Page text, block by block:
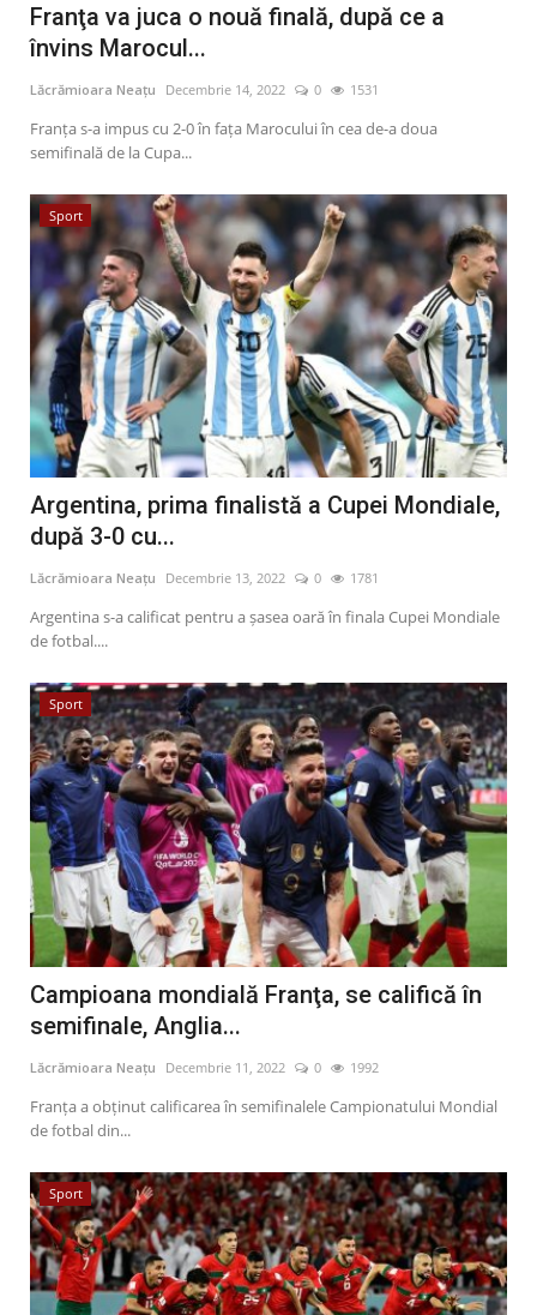
Franţa va juca o nouă finală, după ce a
învins Marocul...
Lăcrămioara Neațu Decembrie 14, 2022 0 1531
Franța s-a impus cu 2-0 în fața Marocului în cea de-a doua
semifinală de la Cupa...
Sport
Argentina, prima finalistă a Cupei Mondiale,
după 3-0 cu...
Lăcrămioara Neațu Decembrie 13, 2022 0 1781
Argentina s-a calificat pentru a șasea oară în finala Cupei Mondiale
de fotbal....
Sport
Campioana mondială Franţa, se califică în
semifinale, Anglia...
Lăcrămioara Neațu Decembrie 11, 2022 0 1992
Franța a obținut calificarea în semifinalele Campionatului Mondial
de fotbal din...
Sport